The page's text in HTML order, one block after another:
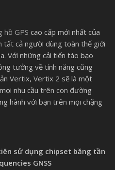
hồ GPS cao cấp mới nhất của
tất cả người dùng toàn thế giới
Với những cải tiến táo bạo
tưởng về tính năng cũng
Vertix, Vertix 2 sẽ là một
nhu cầu trên con đường
hành với bạn trên mọi chặng
sử dụng chipset băng tần
GNSS